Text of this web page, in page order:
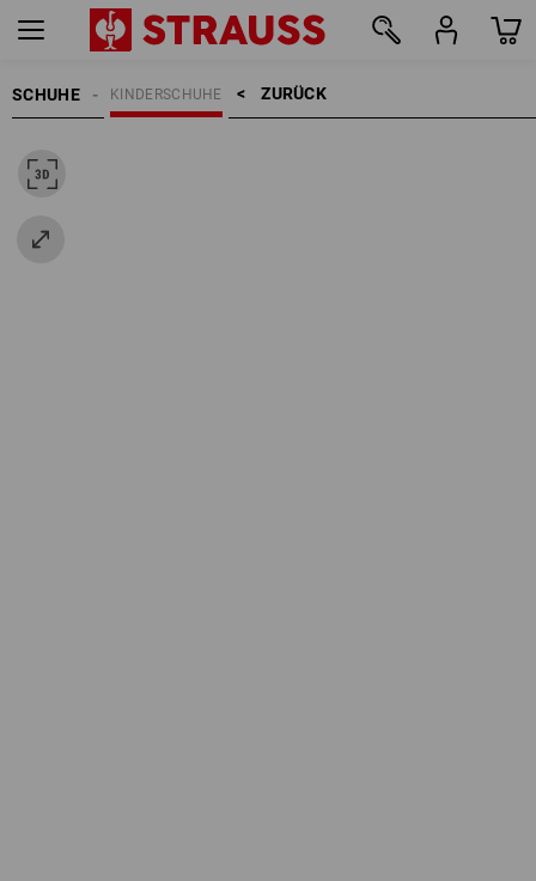
SCHUHE ZURÜCK    >
KINDERSCHUHE